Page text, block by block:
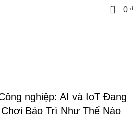
0 0 ₫
nghiệp: AI và IoT Đang
Bảo Trì Như Thế Nào